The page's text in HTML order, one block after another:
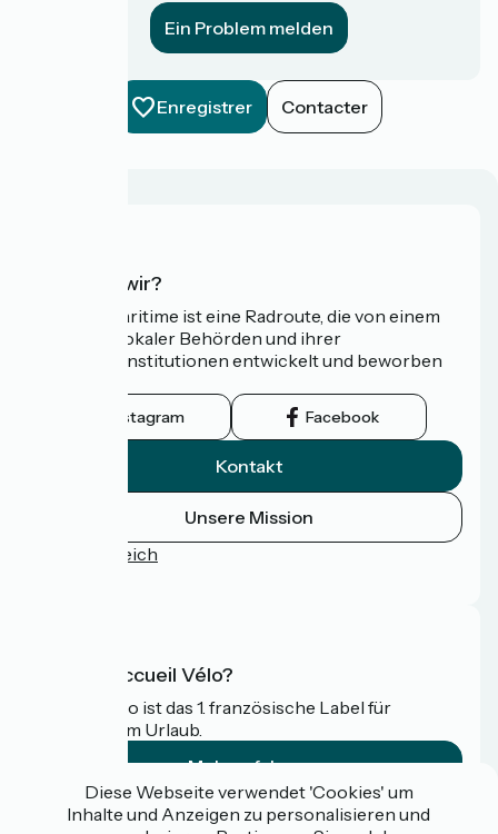
Ein Problem melden
Enregistrer Contacter
Wer sind wir?
Die Vélomaritime ist eine Radroute, die von einem
Netzwerk lokaler Behörden und ihrer
Tourismusinstitutionen entwickelt und beworben
Instagram Facebook
Kontakt
Unsere Mission
Pressebereich
Was ist Accueil Vélo?
Accueil Vélo ist das 1. französische Label für
Radfahrer im Urlaub.
Mehr erfahren
Gefördert im Rahmen von Destination France
Diese Webseite verwendet 'Cookies' um
Inhalte und Anzeigen zu personalisieren und